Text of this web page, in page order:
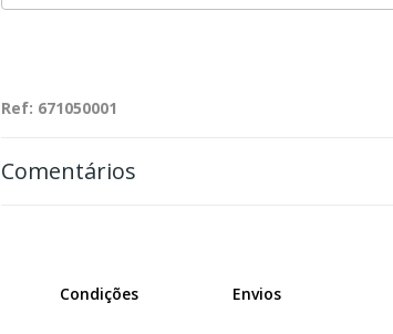
Ref: 671050001
Comentários
Condições Envios